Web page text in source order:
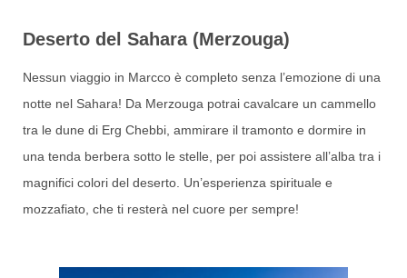
Deserto del Sahara (Merzouga)
Nessun viaggio in Marcco è completo senza l’emozione di una
notte nel Sahara! Da Merzouga potrai cavalcare un cammello
tra le dune di Erg Chebbi, ammirare il tramonto e dormire in
una tenda berbera sotto le stelle, per poi assistere all’alba tra i
magnifici colori del deserto. Un’esperienza spirituale e
mozzafiato, che ti resterà nel cuore per sempre!